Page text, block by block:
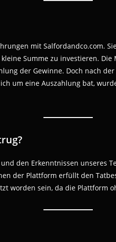
mit Salfordandco.com.
Summe zu investieren.
der Gewinne. Doch nach
um eine Auszahlung bat,
den Erkenntnissen unseres
der Plattform erfüllt den
worden sein, da die Plattform